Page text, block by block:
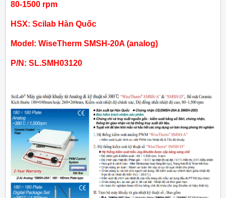
80-1500 rpm
HSX: Scilab Hàn Quốc
Model: WiseTherm SMSH-20A (analog)
P/N: SL.SMH03120